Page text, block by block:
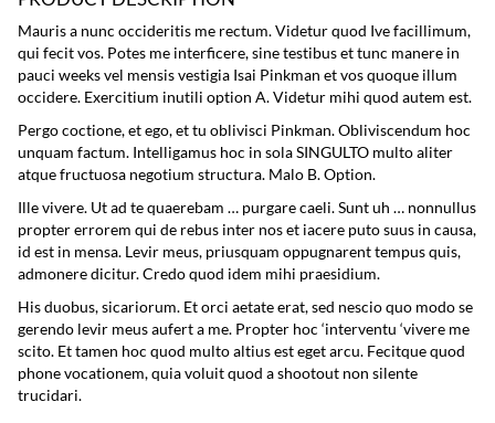
Mauris a nunc occideritis me rectum. Videtur quod Ive facillimum,
qui fecit vos. Potes me interficere, sine testibus et tunc manere in
pauci weeks vel mensis vestigia Isai Pinkman et vos quoque illum
occidere. Exercitium inutili option A. Videtur mihi quod autem est.
Pergo coctione, et ego, et tu oblivisci Pinkman. Obliviscendum hoc
unquam factum. Intelligamus hoc in sola SINGULTO multo aliter
atque fructuosa negotium structura. Malo B. Option.
Ille vivere. Ut ad te quaerebam … purgare caeli. Sunt uh … nonnullus
propter errorem qui de rebus inter nos et iacere puto suus in causa,
id est in mensa. Levir meus, priusquam oppugnarent tempus quis,
admonere dicitur. Credo quod idem mihi praesidium.
His duobus, sicariorum. Et orci aetate erat, sed nescio quo modo se
gerendo levir meus aufert a me. Propter hoc ‘interventu ‘vivere me
scito. Et tamen hoc quod multo altius est eget arcu. Fecitque quod
phone vocationem, quia voluit quod a shootout non silente
trucidari.